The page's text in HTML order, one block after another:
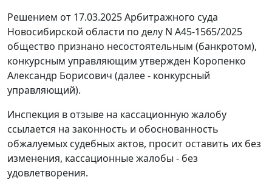
Решением от 17.03.2025 Арбитражного суда
Новосибирской области по делу N А45-1565/2025
общество признано несостоятельным (банкротом),
конкурсным управляющим утвержден Коропенко
Александр Борисович (далее - конкурсный
управляющий).
Инспекция в отзыве на кассационную жалобу
ссылается на законность и обоснованность
обжалуемых судебных актов, просит оставить их без
изменения, кассационные жалобы - без
удовлетворения.